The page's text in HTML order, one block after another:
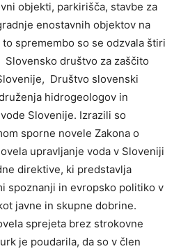
objekti, parkirišča, stavbe za
enostavnih objektov na
spremembo so se odzvala štiri
društvo za zaščito
Društvo slovenski
hidrogeologov in
Slovenije. Izrazili so
sporne novele Zakona o
upravljanje voda v Sloveniji
direktive, ki predstavlja
spoznanji in evropsko politiko v
javne in skupne dobrine.
sprejeta brez strokovne
je poudarila, da so v člen